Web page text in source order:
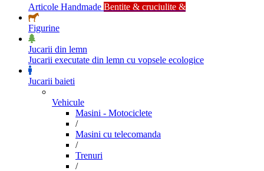
Articole Handmade Bentite & cruciulite &
Figurine
Jucarii din lemn
Jucarii executate din lemn cu vopsele ecologice
Jucarii baieti
Vehicule
Masini - Motociclete
/
Masini cu telecomanda
/
Trenuri
/